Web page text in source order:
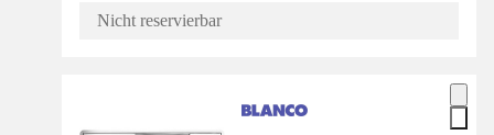
Nicht reservierbar